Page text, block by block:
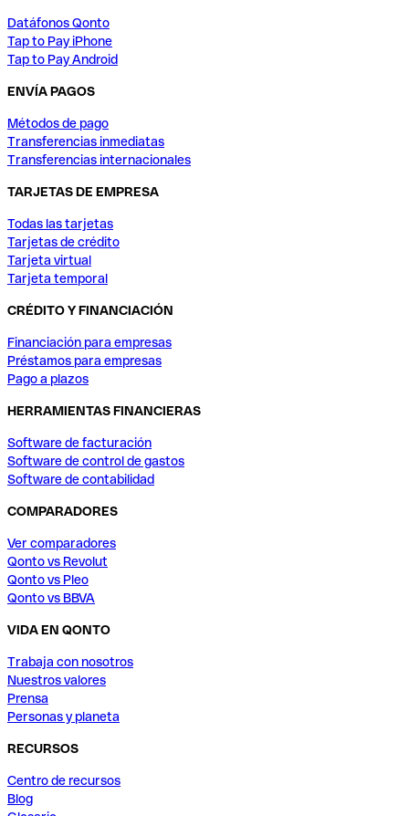
Datáfonos Qonto
Tap to Pay iPhone
Tap to Pay Android
ENVÍA PAGOS
Métodos de pago
Transferencias inmediatas
Transferencias internacionales
TARJETAS DE EMPRESA
Todas las tarjetas
Tarjetas de crédito
Tarjeta virtual
Tarjeta temporal
CRÉDITO Y FINANCIACIÓN
Financiación para empresas
Préstamos para empresas
Pago a plazos
HERRAMIENTAS FINANCIERAS
Software de facturación
Software de control de gastos
Software de contabilidad
COMPARADORES
Ver comparadores
Qonto vs Revolut
Qonto vs Pleo
Qonto vs BBVA
VIDA EN QONTO
Trabaja con nosotros
Nuestros valores
Prensa
Personas y planeta
RECURSOS
Centro de recursos
Blog